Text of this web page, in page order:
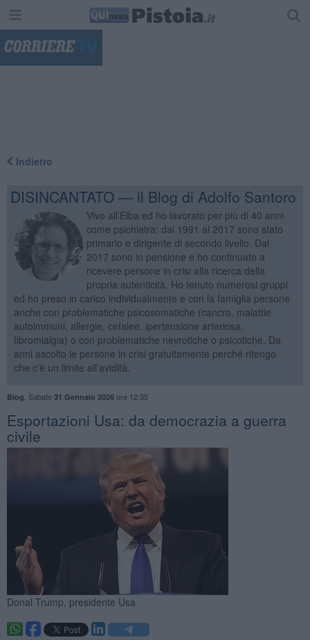
Indietro
DISINCANTATO — il Blog di Adolfo Santoro
Vivo all’Elba ed ho lavorato per più di 40 anni
come psichiatra; dal 1991 al 2017 sono stato
primario e dirigente di secondo livello. Dal
2017 sono in pensione e ho continuato a
ricevere persone in crisi alla ricerca della
propria autenticità. Ho tenuto numerosi gruppi
ed ho preso in carico individualmente e con la famiglia persone
anche con problematiche psicosomatiche (cancro, malattie
autoimmuni, allergie, cefalee, ipertensione arteriosa,
fibromialgia) o con problematiche nevrotiche o psicotiche. Da
anni ascolto le persone in crisi gratuitamente perché ritengo
che c’è un limite all’avidità.
Blog Sabato 31 Gennaio 2026ore 12:35
Esportazioni Usa: da democrazia a guerra
civile
Donal Trump, presidente Usa